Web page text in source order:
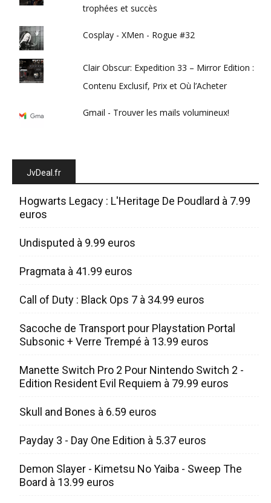
trophées et succès
Cosplay - XMen - Rogue #32
Clair Obscur: Expedition 33 – Mirror Edition :
Contenu Exclusif, Prix et Où l’Acheter
Gmail - Trouver les mails volumineux!
JvDeal.fr
Hogwarts Legacy : L'Heritage De Poudlard à 7.99
euros
Undisputed à 9.99 euros
Pragmata à 41.99 euros
Call of Duty : Black Ops 7 à 34.99 euros
Sacoche de Transport pour Playstation Portal
Subsonic + Verre Trempé à 13.99 euros
Manette Switch Pro 2 Pour Nintendo Switch 2 -
Edition Resident Evil Requiem à 79.99 euros
Skull and Bones à 6.59 euros
Payday 3 - Day One Edition à 5.37 euros
Demon Slayer - Kimetsu No Yaiba - Sweep The
Board à 13.99 euros